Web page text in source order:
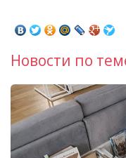
Новости по